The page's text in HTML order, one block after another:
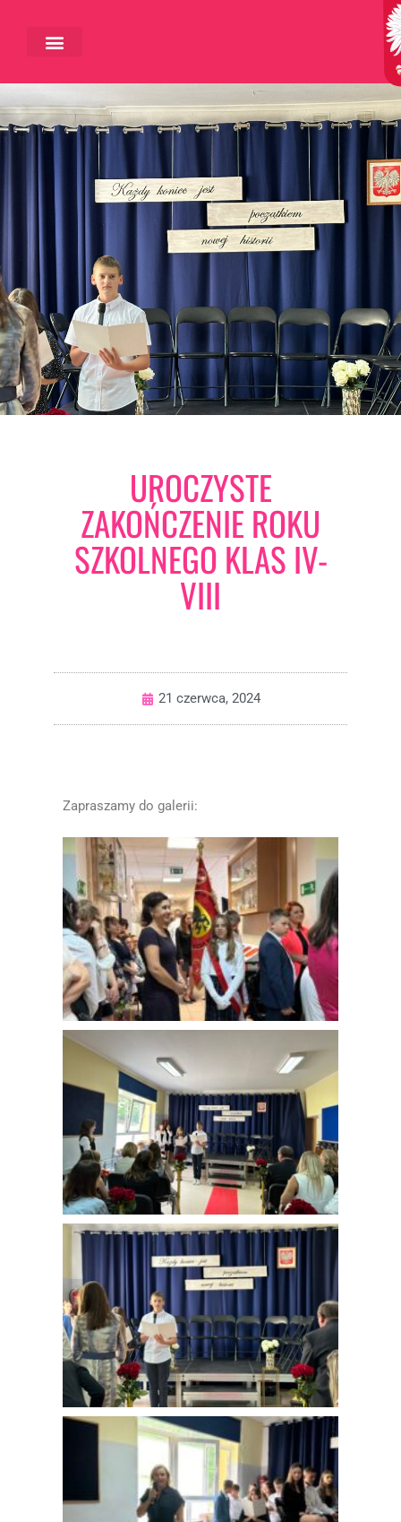
UROCZYSTE
ZAKOŃCZENIE ROKU
SZKOLNEGO KLAS IV-
VIII
21 czerwca, 2024
Zapraszamy do galerii: